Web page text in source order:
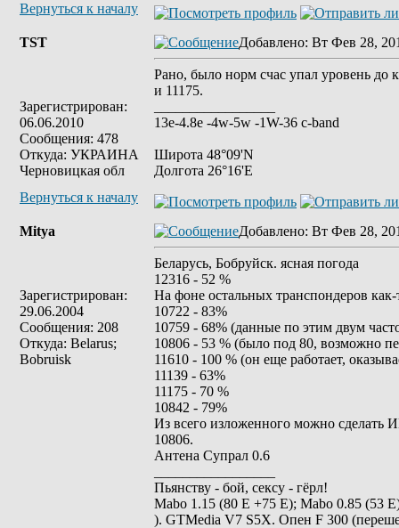
Вернуться к началу
TST
Зарегистрирован:
06.06.2010
Сообщения: 478
Откуда: УКРАИНА
Черновицкая обл
Добавлено: Вт Фев 28,
Рано, было норм счас упал уровень до
и 11175.
13е-4.8е -4w-5w -1W-36 c-band
Широта 48°09'N
Долгота 26°16'E
Вернуться к началу
Mitya
Зарегистрирован:
29.06.2004
Сообщения: 208
Откуда: Belarus;
Bobruisk
Добавлено: Вт Фев 28,
Беларусь, Бобруйск. ясная погода
12316 - 52 %
На фоне остальных транспондеров как-
10722 - 83%
10759 - 68% (данные по этим двум
10806 - 53 % (было под 80, возможно
11610 - 100 % (он еще работает,
11139 - 63%
11175 - 70 %
10842 - 79%
Из всего изложенного можно сделать
10806.
Антена Супрал 0.6
Пьянству - бой, сексу - гёрл!
Mabo 1.15 (80 Е +75 E); Mabo 0.85 (53
). GTMedia V7 S5X. Опен F 300